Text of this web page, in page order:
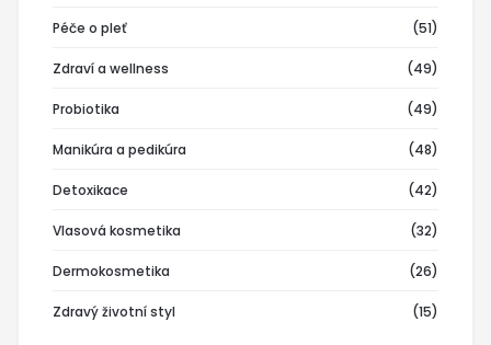
Péče o pleť (51)
Zdraví a wellness (49)
Probiotika (49)
Manikúra a pedikúra (48)
Detoxikace (42)
Vlasová kosmetika (32)
Dermokosmetika (26)
Zdravý životní styl (15)